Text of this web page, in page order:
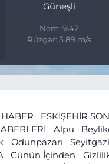
Güneşli
Nem: %42
Rüzgar: 5.89 m/s
ESKİŞEHİR
Alpu
Odunpazarı Seyitgazi
Günün İçinden